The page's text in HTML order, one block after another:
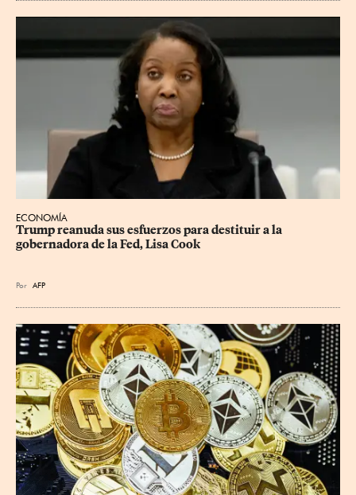
ECONOMÍA
Trump reanuda sus esfuerzos para destituir a la
gobernadora de la Fed, Lisa Cook
Por AFP